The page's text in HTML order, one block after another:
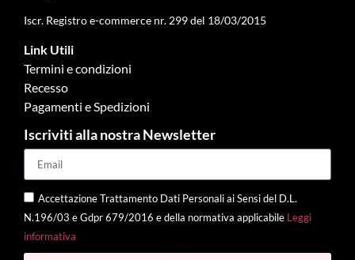
Iscr. Registro e-commerce nr. 299 del 18/03/2015
Link Utili
Termini e condizioni
Recesso
Pagamenti e Spedizioni
Iscriviti alla nostra Newsletter
Accettazione Trattamento Dati Personali ai Sensi del D.L.
N.196/03 e Gdpr 679/2016 e della normativa applicabile Leggi
informativa